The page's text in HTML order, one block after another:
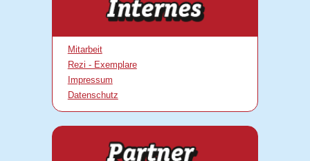
Mitarbeit
Rezi - Exemplare
Impressum
Datenschutz